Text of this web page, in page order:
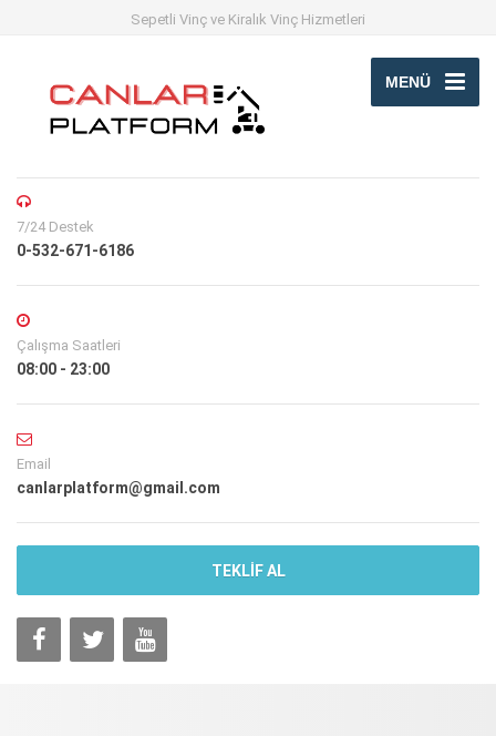
Sepetli Vinç ve Kiralık Vinç Hizmetleri
MENÜ
7/24 Destek
0-532-671-6186
Çalışma Saatleri
08:00 - 23:00
Email
canlarplatform@gmail.com
TEKLİF AL